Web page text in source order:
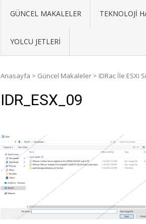
GÜNCEL MAKALELER TEKNOLOJI
YOLCU JETLERI
Anasayfa > Güncel Makaleler > IDRac İle ESXi
IDR_ESX_09